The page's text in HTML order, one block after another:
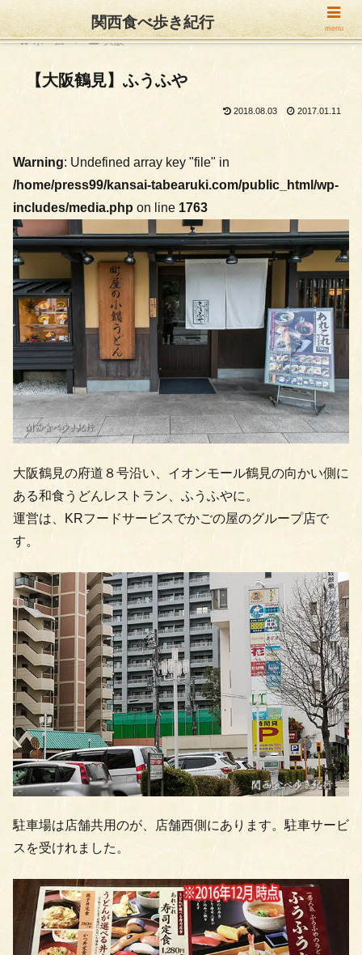
ホーム 大阪
【大阪鶴見】ふうふや
2018.08.03 2017.01.11
Warning: Undefined array key "file" in
/home/press99/kansai-tabearuki.com/public_html/wp-
includes/media.php on line 1763
大阪鶴見の府道８号沿い、イオンモール鶴見の向かい側に
ある和食うどんレストラン、ふうふやに。
運営は、KRフードサービスでかごの屋のグループ店で
す。
駐車場は店舗共用のが、店舗西側にあります。駐車サービ
スを受けれました。
関西食べ歩き紀行 menu